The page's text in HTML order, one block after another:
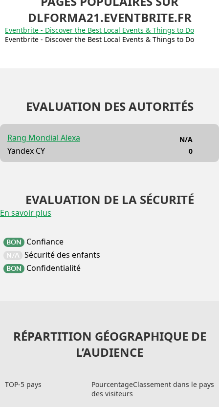
DLFORMA21.EVENTBRITE.FR
Eventbrite - Discover the Best Local Events & Things to Do
Eventbrite - Discover the Best Local Events & Things to Do
EVALUATION DES AUTORITÉS
Rang Mondial Alexa
Yandex CY
N/A
0
EVALUATION DE LA SÉCURITÉ
En savoir plus
BON Confiance
N/A Sécurité des enfants
BON Confidentialité
RÉPARTITION GÉOGRAPHIQUE DE
L’AUDIENCE
TOP-5 pays
Pourcentage
des visiteurs
Classement dans le pays